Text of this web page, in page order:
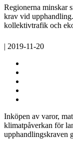
Regionerna minskar
krav vid
kollektivtrafik och
| 2019-11-20
Inköpen av varor,
klimatpåverkan för
upphandlingskraven